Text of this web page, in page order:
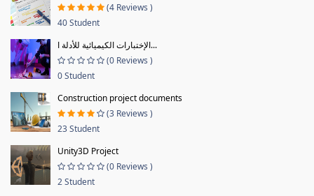
(4 Reviews )
40 Student
الإختبارات الكيميائية للأدلة ا...
(0 Reviews )
0 Student
Construction project documents
(3 Reviews )
23 Student
Unity3D Project
(0 Reviews )
2 Student